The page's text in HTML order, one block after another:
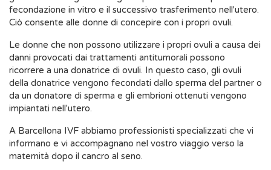
fecondazione in vitro e il successivo trasferimento nell'utero.
Ciò consente alle donne di concepire con i propri ovuli.
Le donne che non possono utilizzare i propri ovuli a causa dei
danni provocati dai trattamenti antitumorali possono
ricorrere a una donatrice di ovuli. In questo caso, gli ovuli
della donatrice vengono fecondati dallo sperma del partner o
da un donatore di sperma e gli embrioni ottenuti vengono
impiantati nell'utero.
A Barcellona IVF abbiamo professionisti specializzati che vi
informano e vi accompagnano nel vostro viaggio verso la
maternità dopo il cancro al seno.